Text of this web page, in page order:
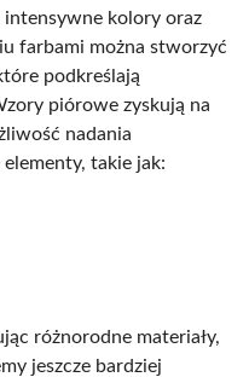
kolory oraz
farbami można stworzyć
podkreślają
piórowe zyskują na
nadania
takie jak:
różnorodne materiały,
jeszcze bardziej